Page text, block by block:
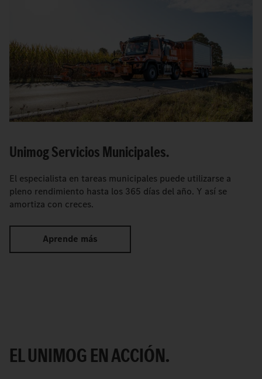
Unimog Servicios Municipales.
El especialista en tareas municipales puede utilizarse a
pleno rendimiento hasta los 365 días del año. Y así se
amortiza con creces.
Aprende más
EL UNIMOG EN ACCIÓN.